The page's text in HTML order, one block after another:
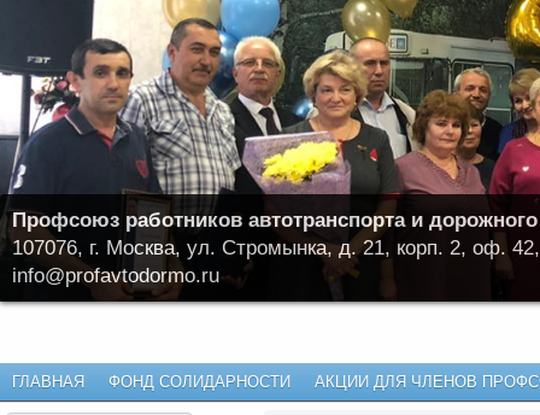
Профсоюз работников автотранспорта и
107076, г. Москва, ул. Стромынка, д. 21, корп. 2, оф.
info@profavtodormo.ru
ГЛАВНАЯ ФОНД СОЛИДАРНОСТИ АКЦИИ ДЛЯ ЧЛЕНОВ